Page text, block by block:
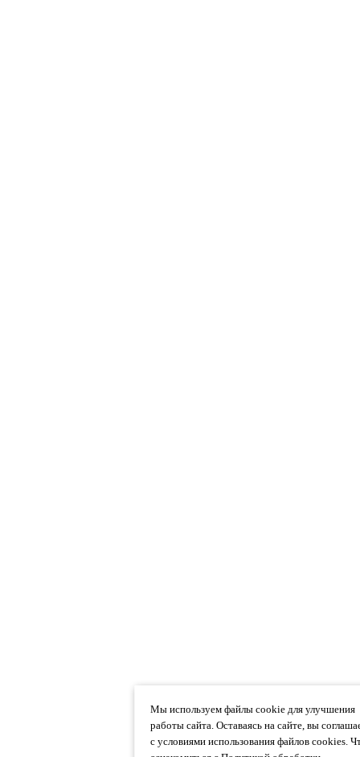
Мы используем файлы cookie для улучшения
работы сайта. Оставаясь на сайте, вы
с условиями использования файлов cookies.